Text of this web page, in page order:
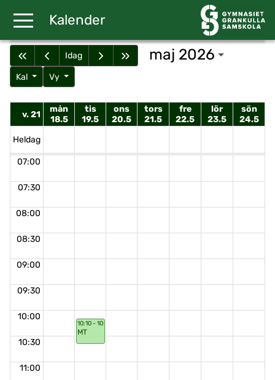
Kalender
Idag maj 2026
Kal Vy
v. 21
mån
18.5
tis
19.5
ons
20.5
tors
21.5
fre
22.5
lör
23.5
sön
24.5
Heldag
07:00
07:30
08:00
08:30
09:00
09:30
10:00
10:30
11:00
10:10 - 10:40
MT